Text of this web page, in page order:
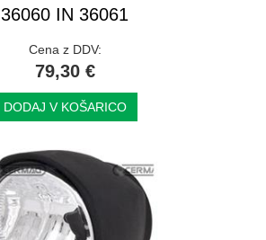
36060 IN 36061
Cena z DDV:
79,30 €
DODAJ V KOŠARICO